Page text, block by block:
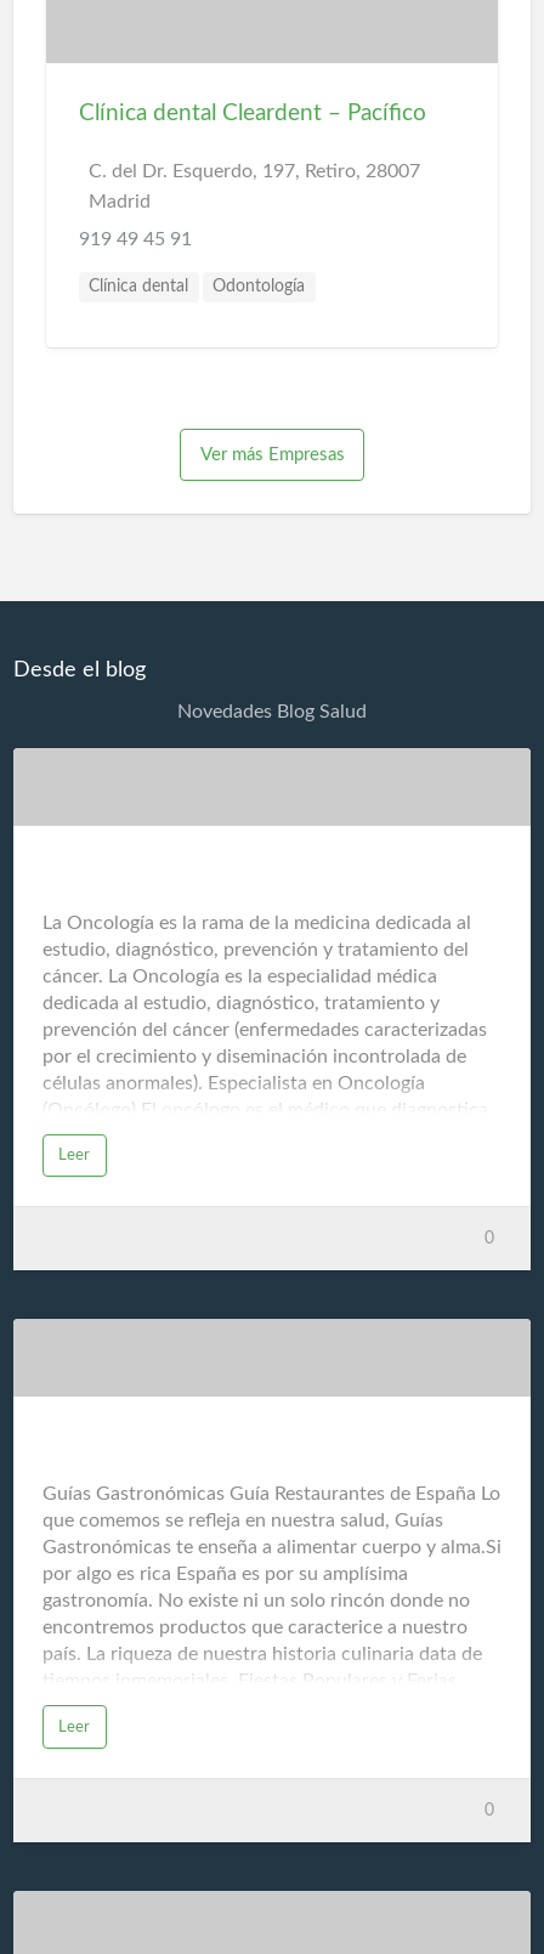
Clínica dental Cleardent – Pacífico
C. del Dr. Esquerdo, 197, Retiro, 28007
Madrid
919 49 45 91
Clínica dental Odontología
Ver más Empresas
Desde el blog
Novedades Blog Salud
La Oncología es la rama de la medicina dedicada al
estudio, diagnóstico, prevención y tratamiento del
cáncer. La Oncología es la especialidad médica
dedicada al estudio, diagnóstico, tratamiento y
prevención del cáncer (enfermedades caracterizadas
por el crecimiento y diseminación incontrolada de
células anormales). Especialista en Oncología
(Oncólogo) El oncólogo es el médico que diagnostica
y trata el cáncer, y es generalmente el encargado de
coordinar el plan de atención del paciente con cáncer,
Determinar el tipo, la ubicación y el estadio (etapa) de
Recomendar y gestionar la combinación de terapias
Cuidados paliativos Ofrecer tratamientos para aliviar
Leer
0
Guías Gastronómicas Guía Restaurantes de España Lo
que comemos se refleja en nuestra salud, Guías
Gastronómicas te enseña a alimentar cuerpo y alma.Si
por algo es rica España es por su amplísima
gastronomía. No existe ni un solo rincón donde no
encontremos productos que caracterice a nuestro
país. La riqueza de nuestra historia culinaria data de
tiempos inmemoriales. Fiestas Populares y Ferias
Gastronómicas son la fuente de nuestra memoria
ancestral. El respeto que sentimos hacia nuestros
educación del paladar. Debido al gran entusiasmo que
provoca nuestra cocina en el resto del mundo, nos
culinario y que se muestra a través de esta completa
Leer
0